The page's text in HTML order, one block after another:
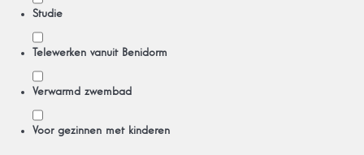
Studie
Telewerken vanuit Benidorm
Verwarmd zwembad
Voor gezinnen met kinderen